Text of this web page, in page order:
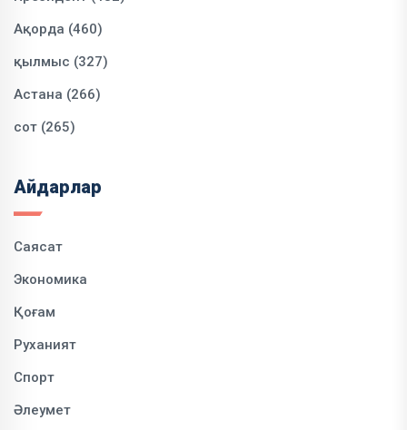
Ақорда (460)
қылмыс (327)
Астана (266)
сот (265)
Айдарлар
Саясат
Экономика
Қоғам
Руханият
Спорт
Әлеумет